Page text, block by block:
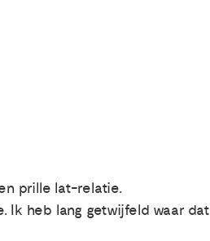
prille lat-relatie.
Ik heb lang getwijfeld waar dat